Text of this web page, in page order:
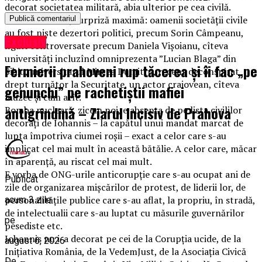
decorat societatea militară, abia ulterior pe cea civilă.
Dincolo de asta, surpriză maximă: oamenii societății civile
au fost niște dezertori politici, precum Sorin Câmpeanu,
figuri controversate precum Daniela Vișoianu, cîteva
universități incluzînd omniprezenta ”Lucian Blaga” din
Sibiu, universitarul Mircea Dumitru, recent deconspirat
drept turnător la Securitate, un actor craiovean, cîteva
muzee și cam atît.
Bomba nucleară, zicem noi, e absența de pe lista civililor
decorați de Iohannis – la capătul unui mandat marcat de
lupta împotriva ciumei roșii – exact a celor care s-au
implicat cel mai mult în această bătălie. A celor care, măcar
în aparență, au riscat cel mai mult.
E vorba de ONG-urile anticorupție care s-au ocupat ani de
zile de organizarea mișcărilor de protest, de liderii lor, de
personalitățile publice care s-au aflat, la propriu, în stradă,
de intelectualii care s-au luptat cu măsurile guvernărilor
pesediste etc.
Iohannis nu i-a decorat pe cei de la Corupția ucide, de la
Inițiativa România, de la VedemJust, de la Asociația Civică
Exclusiv
Fermierii prahoveni rup tăcerea și îi fac „pe
genunchi” pe rachetiștii mafiei
antigrindină – Ziarul Incisiv de Prahova
Publicat
acum 3 zile
pe
august 6, 2026